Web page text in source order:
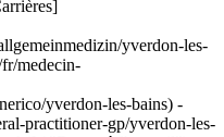
yverdon-les-
medecin-
yverdon-les-bains) -
practitioner-gp/yverdon-les-